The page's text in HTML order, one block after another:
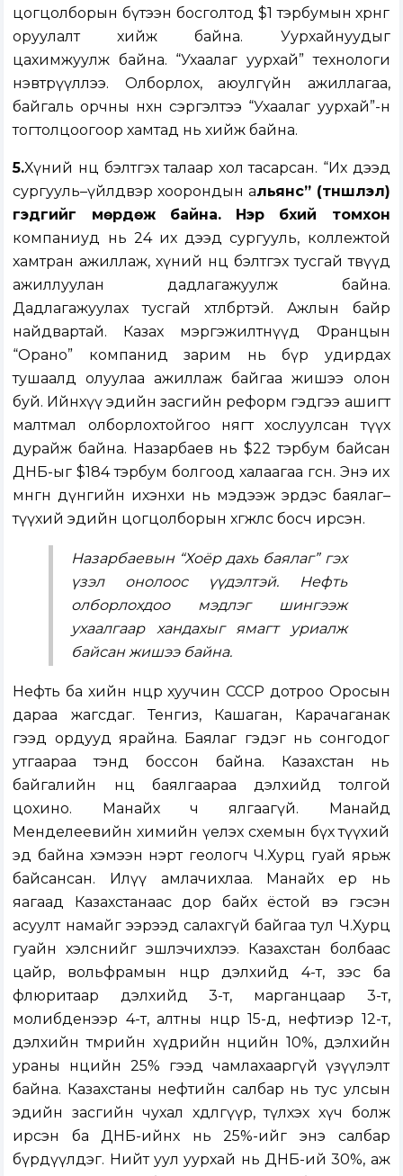
цогцолборын бүтээн босголтод $1 тэрбумын хөрөнгө
оруулалт хийж байна. Уурхайнуудыг
цахимжуулж байна. “Ухаалаг уурхай” технологи
нэвтрүүллээ. Олборлох, аюулгүйн ажиллагаа,
байгаль орчны нөхөн сэргэлтээ “Ухаалаг уурхай”-н
тогтолцоогоор хамтад нь хийж байна.
5.Хүний нөөцөө бэлтгэх талаар хол тасарсан. “Их дээд
сургууль–үйлдвэр хоорондын альянс” (түншлэл)
гэдгийг мөрдөж байна. Нэр бүхий томхон
компаниуд нь 24 их дээд сургууль, коллежтой
хамтран ажиллаж, хүний нөөцөө бэлтгэх тусгай төвүүд
ажиллуулан дадлагажуулж байна.
Дадлагажуулах тусгай хөтөлбөртэй. Ажлын байр
найдвартай. Казах мэргэжилтнүүд Францын
“Орано” компанид зарим нь бүр удирдах
тушаалд олуулаа ажиллаж байгаа жишээ олон
буй. Ийнхүү эдийн засгийн реформ гэдгээ ашигт
малтмал олборлохтойгоо нягт хослуулсан түүх
дурайж байна. Назарбаев нь $22 тэрбум байсан
ДНБ-ыг $184 тэрбум болгоод халаагаа өгсөн. Энэ их
мөнгөн дүнгийн ихэнхи нь мэдээж эрдэс баялаг–
түүхий эдийн цогцолборын хөгжлөөс босч ирсэн.
Назарбаевын “Хоёр дахь баялаг” гэх
үзэл онолоос үүдэлтэй. Нефть
олборлохдоо мэдлэг шингээж
ухаалгаар хандахыг ямагт уриалж
байсан жишээ байна.
Нефть ба хийн нөөцөөрөө хуучин СССР дотроо Оросын
дараа жагсдаг. Тенгиз, Кашаган, Карачаганак
гээд ордууд ярайна. Баялаг гэдэг нь сонгодог
утгаараа тэнд боссон байна. Казахстан нь
байгалийн нөөц баялгаараа дэлхийд толгой
цохино. Манайх ч ялгаагүй. Манайд
Менделеевийн химийн үелэх схемын бүх түүхий
эд байна хэмээн нэрт геологч Ч.Хурц гуай ярьж
байсансан. Илүү амлачихлаа. Манайх ер нь
яагаад Казахстанаас дор байх ёстой вэ гэсэн
асуулт намайг ээрээд салахгүй байгаа тул Ч.Хурц
гуайн хэлснийг эшлэчихлээ. Казахстан болбаас
цайр, вольфрамын нөөцөөр дэлхийд 4-т, зэс ба
флюритаар дэлхийд 3-т, марганцаар 3-т,
молибденээр 4-т, алтны нөөцөөр 15-д, нефтиэр 12-т,
дэлхийн төмрийн хүдрийн нөөцийн 10%, дэлхийн
ураны нөөцийн 25% гээд чамлахааргүй үзүүлэлт
байна. Казахстаны нефтийн салбар нь тус улсын
эдийн засгийн чухал хөдөлгүүр, түлхэх хүч болж
ирсэн ба ДНБ-ийнх нь 25%-ийг энэ салбар
бүрдүүлдэг. Нийт уул уурхай нь ДНБ-ий 30%, аж